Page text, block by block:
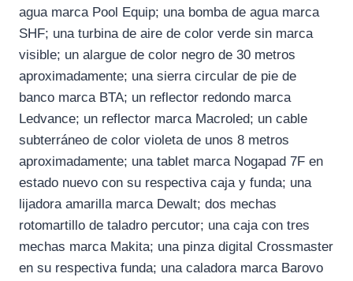
agua marca Pool Equip; una bomba de agua marca
SHF; una turbina de aire de color verde sin marca
visible; un alargue de color negro de 30 metros
aproximadamente; una sierra circular de pie de
banco marca BTA; un reflector redondo marca
Ledvance; un reflector marca Macroled; un cable
subterráneo de color violeta de unos 8 metros
aproximadamente; una tablet marca Nogapad 7F en
estado nuevo con su respectiva caja y funda; una
lijadora amarilla marca Dewalt; dos mechas
rotomartillo de taladro percutor; una caja con tres
mechas marca Makita; una pinza digital Crossmaster
en su respectiva funda; una caladora marca Barovo